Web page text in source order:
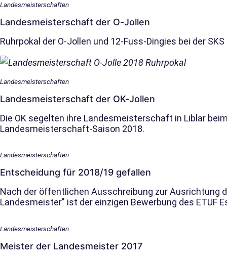
Landesmeisterschaften
Landes­meisterschaft der O-Jollen
Ruhrpokal der O-Jollen und 12-Fuss-Dingies bei der
Landesmeisterschaften
Landes­meisterschaft der OK-Jollen
Die OK segelten ihre Landesmeisterschaft in Liblar
Landesmeisterschaft-Saison 2018.
Landesmeisterschaften
Entscheidung für 2018/19 gefallen
Nach der öffentlichen Ausschreibung zur Ausrichtung
Landesmeister" ist der einzigen Bewerbung des ETUF
Landesmeisterschaften
Meister der Landesmeister 2017